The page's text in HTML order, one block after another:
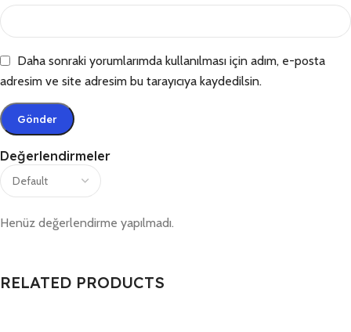
Değerlendirmeler
Henüz değerlendirme yapılmadı.
Daha sonraki yorumlarımda kullanılması için adım, e-posta
adresim ve site adresim bu tarayıcıya kaydedilsin.
RELATED PRODUCTS